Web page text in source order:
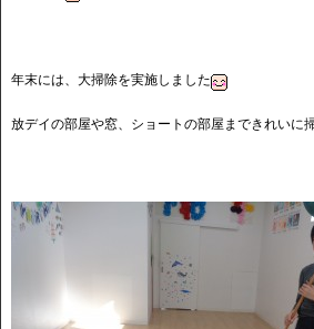
年末には、大掃除を実施しました
放デイの部屋や窓、ショートの部屋まできれいに